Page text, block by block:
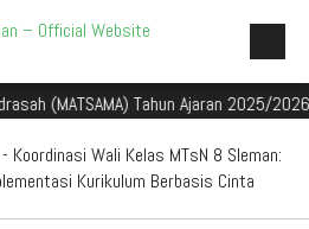
Tahun Ajaran 2025/2026
- Koordinasi Wali Kelas MTsN 8 Sleman:
Kurikulum Berbasis Cinta